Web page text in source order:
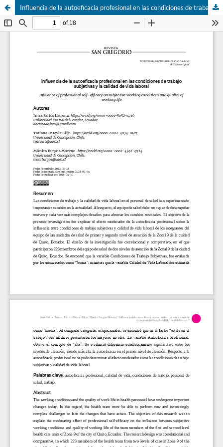
Influencia de la autoeficacia profesional en las condiciones de trabajo subjetivas y la calidad de vida laboral